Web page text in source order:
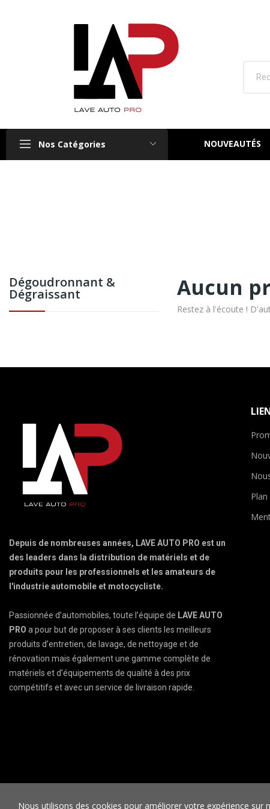
Nos Catégories NOUVEAUTÉS
Dégoudronnant &
Dégraissant Aucun
Restez à l'écoute !
Depuis de nombreuses années, LAVE AUTO PRO est un
des leaders dans la distribution de matériels et de
produits pour les professionnels et les amateurs de
l'industrie automobile et motocycliste.
Passionnée d’automobiles, toute l’équipe de LAVE AUTO
PRO a pour but de proposer à ses clients les meilleurs
produits d’entretien, de lavage, de nettoyage et de
rénovation mais également une gamme complète de
matériels et d’équipements de qualité à des prix
compétitifs et avec un service de livraison rapide.
Nous utilisons des cookies pour améliorer votre expérience sur